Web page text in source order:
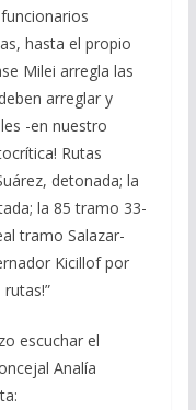
hasta el propio
Milei arregla las
arreglar y
-en nuestro
Rutas
detonada; la
la 85 tramo 33-
tramo Salazar-
Kicillof por
escuchar el
Analía